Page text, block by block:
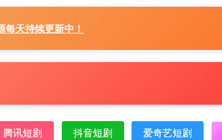
天持续更新中！
腾讯短剧 抖音短剧 爱奇艺短剧